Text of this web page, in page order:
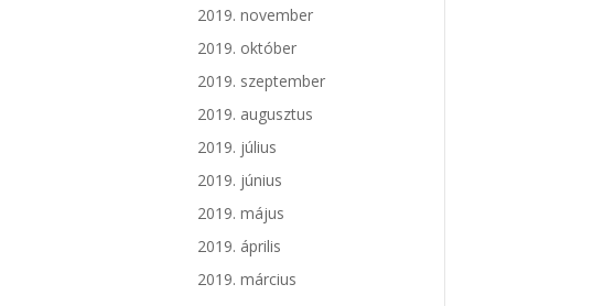
2019. november
2019. október
2019. szeptember
2019. augusztus
2019. július
2019. június
2019. május
2019. április
2019. március